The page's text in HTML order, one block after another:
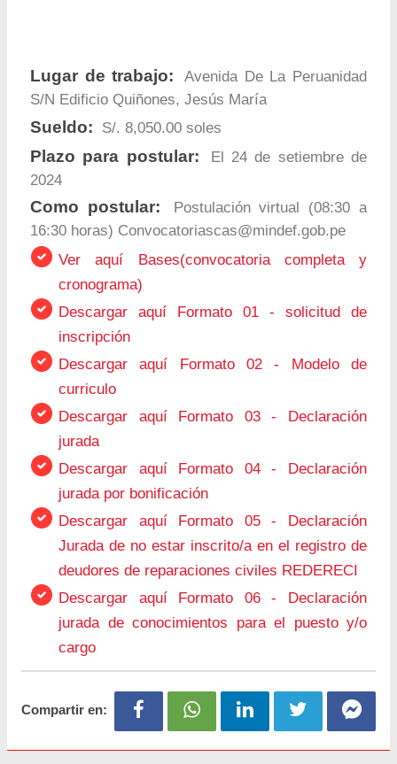
Lugar de trabajo:
Avenida De La Peruanidad
S/N Edificio Quiñones, Jesús María
Sueldo: S/. 8,050.00 soles
Plazo para postular:
El 24 de setiembre de
2024
Como postular:
Postulación virtual (08:30 a
16:30 horas) Convocatoriascas@mindef.gob.pe
Ver aquí Bases(convocatoria completa y
cronograma)
Descargar aquí Formato 01 - solicitud de
inscripción
Descargar aquí Formato 02 - Modelo de
curriculo
Descargar aquí Formato 03 - Declaración
jurada
Descargar aquí Formato 04 - Declaración
jurada por bonificación
Descargar aquí Formato 05 - Declaración
Jurada de no estar inscrito/a en el registro de
deudores de reparaciones civiles REDERECI
Descargar aquí Formato 06 - Declaración
jurada de conocimientos para el puesto y/o
cargo
Compartir en: